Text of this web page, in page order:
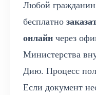
Любой
бесплатно
онлайн через
Министерства
Дию. Процесс
Если документ